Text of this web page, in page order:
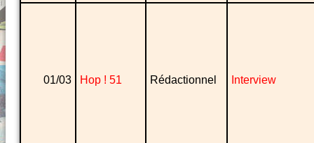
01/03 Hop ! 51 Rédactionnel Interview